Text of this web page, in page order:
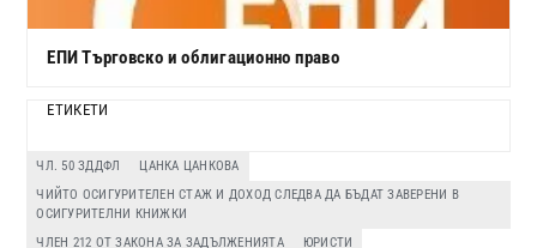
ЕПИ Търговско и облигационно право
ЕТИКЕТИ
ЧЛ. 50 ЗДДФЛ
ЦАНКА ЦАНКОВА
ЧИЙТО ОСИГУРИТЕЛЕН СТАЖ И ДОХОД СЛЕДВА ДА БЪДАТ ЗАВЕРЕНИ В
ОСИГУРИТЕЛНИ КНИЖКИ
ЧЛЕН 212 ОТ ЗАКОНА ЗА ЗАДЪЛЖЕНИЯТА
ЮРИСТИ